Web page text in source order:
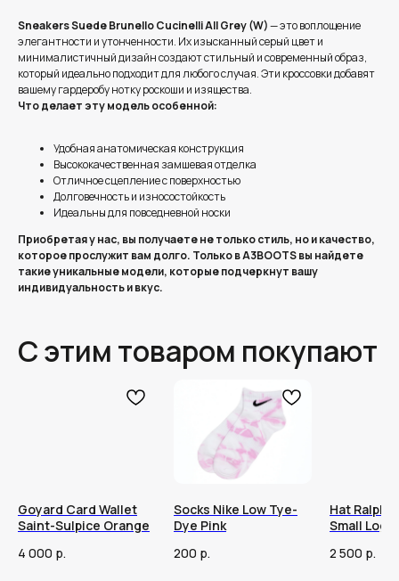
Sneakers Suede Brunello Cucinelli All Grey (W)— это воплощение
элегантности и утонченности. Их изысканный серый цвет и
минималистичный дизайн создают стильный и современный образ,
который идеально подходит для любого случая. Эти кроссовки добавят
вашему гардеробу нотку роскоши и изящества.
Что делает эту модель особенной:
Удобная анатомическая конструкция
Высококачественная замшевая отделка
Отличное сцепление с поверхностью
Долговечность и износостойкость
Идеальны для повседневной носки
Приобретая у нас, вы получаете не только стиль, но и качество,
которое прослужит вам долго. Только в A3BOOTS вы найдете
такие уникальные модели, которые подчеркнут вашу
индивидуальность и вкус.
С этим товаром покупают
Goyard Card Wallet
Saint-Sulpice Orange
4 000 р.
Socks Nike Low Tye-
Dye Pink
200 р.
Hat Ralph
Small Logo
2 500 р.